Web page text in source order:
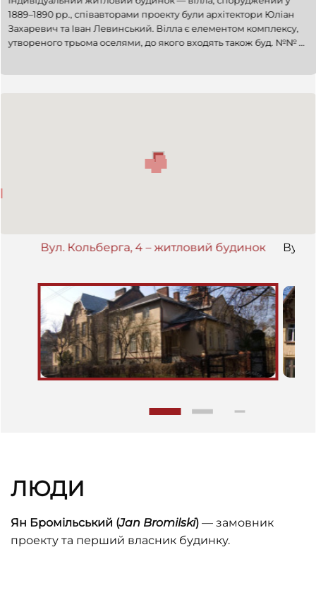
1889–1890 рр., співавторами проекту були архітектори Юліан
Захаревич та Іван Левинський. Вілла є елементом комплексу,
утвореного трьома оселями, до якого входять також буд. №№ 6
Вул. Кольберга, 4 – житловий будинок Вул.
ЛЮДИ
Ян Бромільський (Jan Bromilski) — замовник
проекту та перший власник будинку.